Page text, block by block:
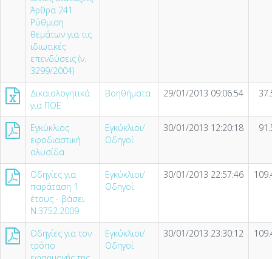
Άρθρα 241
Ρύθμιση
θεμάτων για τις
ιδιωτικές
επενδύσεις (ν.
3299/2004)
Δικαιολογητικά
για ΠΟΕ
Βοηθήματα 29/01/2013 09:06:54
Εγκύκλιος
εφοδιαστική
αλυσίδα
Εγκύκλιοι/
Οδηγοί
30/01/2013 12:20:18
Οδηγίες για
παράταση 1
έτους - βάσει
Ν.3752.2009
Εγκύκλιοι/
Οδηγοί
30/01/2013 22:57:46
Οδηγίες για τον
τρόπο
Εγκύκλιοι/
Οδηγοί
30/01/2013 23:30:12